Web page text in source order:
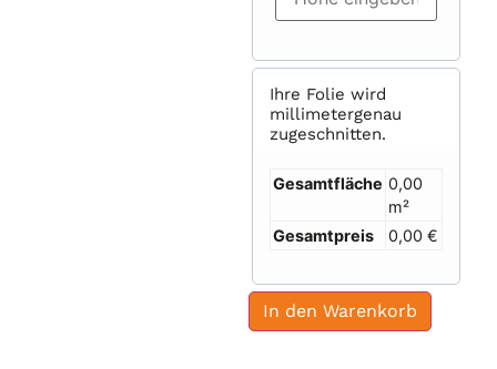
Ihre Folie wird
millimetergenau
zugeschnitten.
Gesamtfläche 0,00
m²
Gesamtpreis
0,00 €
In den Warenkorb